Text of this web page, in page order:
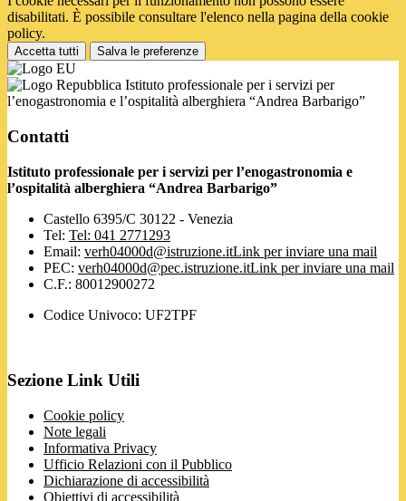
disabilitati. È possibile consultare l'elenco nella pagina della cookie
policy.
Accetta tutti Salva le preferenze
Istituto professionale per i servizi per
l’enogastronomia e l’ospitalità alberghiera “Andrea Barbarigo”
Contatti
Istituto professionale per i servizi per l’enogastronomia e
l’ospitalità alberghiera “Andrea Barbarigo”
Castello 6395/C 30122 - Venezia
Tel: Tel: 041 2771293
Email: verh04000d@istruzione.itLink per inviare una mail
PEC: verh04000d@pec.istruzione.itLink per inviare una mail
C.F.: 80012900272
Codice Univoco: UF2TPF
Sezione Link Utili
Cookie policy
Note legali
Informativa Privacy
Ufficio Relazioni con il Pubblico
Dichiarazione di accessibilità
Obiettivi di accessibilità